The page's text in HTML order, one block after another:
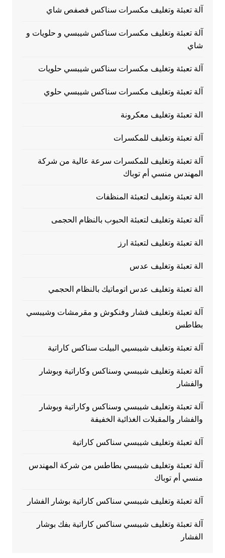
آلة تعبئة وتغليف مكسرات سناكس فصفص شاي
آلة تعبئة وتغليف مكسرات سناكس شيبسي و حلويات و
شاي
آلة تعبئة وتغليف مكسرات سناكس شيبسي حلويات
آلة تعبئة وتغليف مكسرات سناكس شيبسي حلوي
الة تعبئة وتغليف معكرونة
آلة تعبئة وتغليف للمكسرات
آلة تعبئة وتغليف للمكسرات سرعة عالية من شركة
المهندس منسي أم توباك
الة تعبئة وتغليف لتعبئة المنظفات
آلة تعبئة وتغليف لتعبئة الحبوب بالنظام الحجمى
الة تعبئة وتغليف لتعبئة ارز
الة تعبئة وتغليف عدس
الة تعبئة وتغليف عدس اتوماتيك بالنظام الحجمي
آلة تعبئة وتغليف فشار وفنكوش و مقرمشات وشيبسي
بطاطس
آلة تعبئة وتغليف شيبسيي البيلت سناكس كاراتية
آلة تعبئة وتغليف شيبسي وسناكس وكاراتية وبوشار
والفشار
آلة تعبئة وتغليف شيبسي وسناكس وكاراتية وبوشار
والفشار والمقبلات الغذائية الخفيفة
آلة تعبئة وتغليف شيبسي سناكس كاراتية
آلة تعبئة وتغليف شيبسي بطاطس من شركة المهندس
منسي أم توباك
آلة تعبئة وتغليف شيبسي سناكس كاراتية بوشار الفشار
آلة تعبئة وتغليف شيبسي سناكس كاراتية بفك بوشار
الفشار